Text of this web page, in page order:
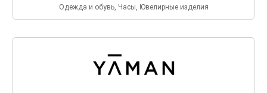
Одежда и обувь, Часы, Ювелирные изделия